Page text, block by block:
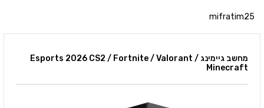
mifratim25
מחשב גיימינג Esports 2026 CS2 / Fortnite / Valorant /
Minecraft